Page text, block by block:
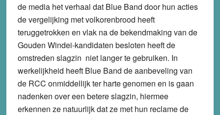
de media het verhaal dat Blue Band door hun acties
de vergelijking met volkorenbrood heeft
teruggetrokken en vlak na de bekendmaking van de
Gouden Windei-kandidaten besloten heeft de
omstreden slagzin niet langer te gebruiken. In
werkelijkheid heeft Blue Band de aanbeveling van
de RCC onmiddellijk ter harte genomen en is gaan
nadenken over een betere slagzin, hiermee
erkennen ze natuurlijk dat ze met hun reclame de